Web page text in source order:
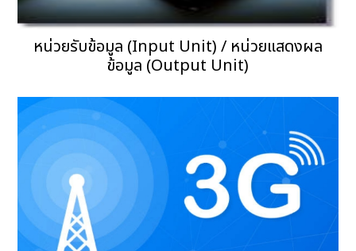
หน่วยรับข้อมูล (Input Unit) / หน่วยแสดงผล
ข้อมูล (Output Unit)